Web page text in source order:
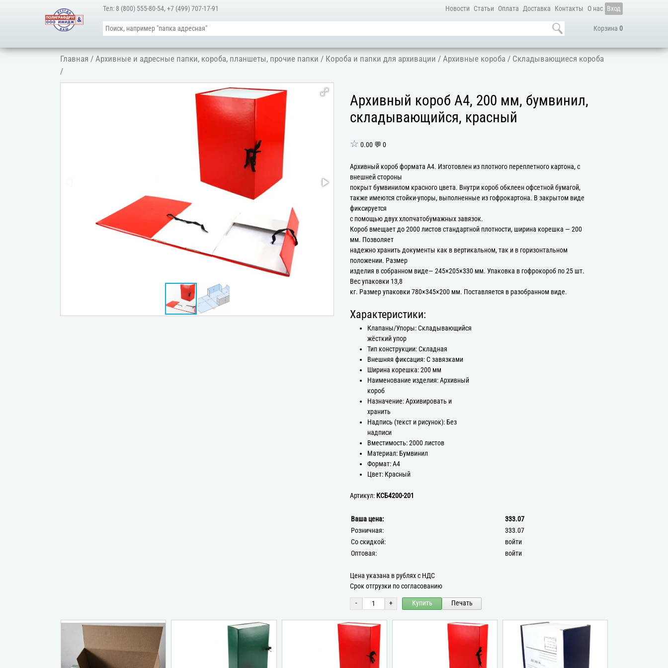
Новости Статьи Оплата Доставка Контакты О нас Вход
Корзина 0
Тел: 8 (800) 555-80-54,+7 (499) 707-17-91
Главная /Архивные и адресные папки, короба, планшеты, прочие папки / Короба и папки для архивации /Архивные короба / Складывающиеся короба
/
Архивный короб А4, 200 мм, бумвинил,
складывающийся, красный
☆ 0.00 💬 0
Архивный короб формата А4. Изготовлен из плотного переплетного картона, с
внешней стороны
покрыт бумвинилом красного цвета. Внутри короб обклеен офсетной бумагой,
также имеются стойки-упоры, выполненные из гофрокартона. В закрытом виде
фиксируется
с помощью двух хлопчатобумажных завязок.
Короб вмещает до 2000 листов стандартной плотности, ширина корешка — 200
мм. Позволяет
надежно хранить документы как в вертикальном, так и в горизонтальном
положении. Размер
изделия в собранном виде— 245×205×330 мм. Упаковка в гофрокороб по 25 шт.
Вес упаковки 13,8
кг. Размер упаковки 780×345×200 мм. Поставляется в разобранном виде.
Характеристики:
Клапаны/Упоры: Складывающийся
жёсткий упор
Тип конструкции: Складная
Внешняя фиксация: С завязками
Ширина корешка: 200 мм
Наименование изделия: Архивный
короб
Назначение: Архивировать и
хранить
Надпись (текст и рисунок): Без
надписи
Вместимость: 2000 листов
Материал: Бумвинил
Формат: А4
Цвет: Красный
Артикул: КСБ4200-201
Ваша цена:
333.07
Розничная:
333.07
Со скидкой:
войти
Оптовая:
войти
Цена указана в рублях с НДС
Срок отгрузки по согласованию
- + Купить Печать